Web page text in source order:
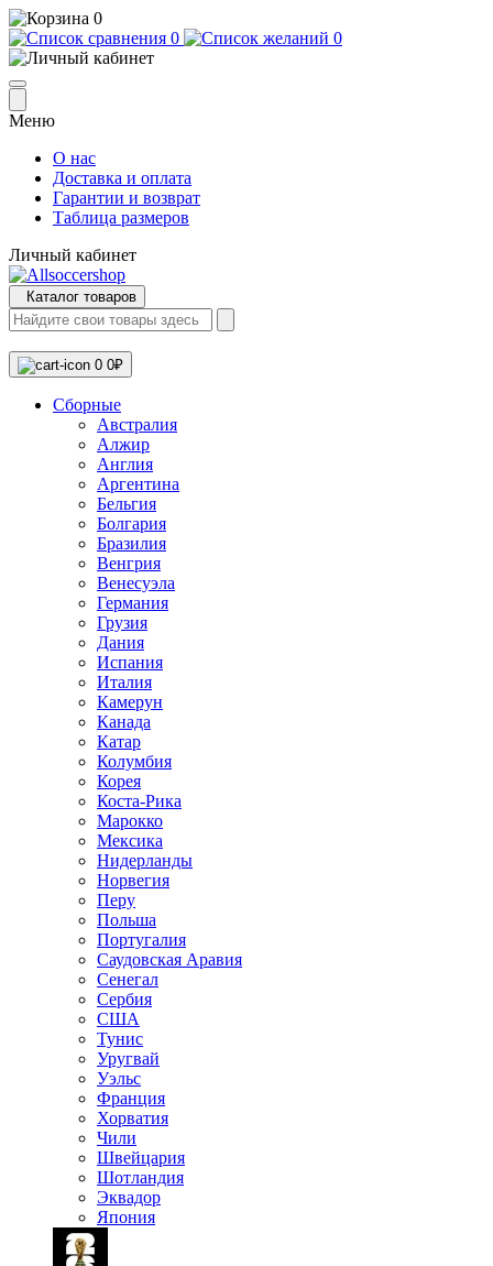
0
0
0
Меню
О нас
Доставка и оплата
Гарантии и возврат
Таблица размеров
Личный кабинет
Каталог товаров
0 0₽
Сборные
Австралия
Алжир
Англия
Аргентина
Бельгия
Болгария
Бразилия
Венгрия
Венесуэла
Германия
Грузия
Дания
Испания
Италия
Камерун
Канада
Катар
Колумбия
Корея
Коста-Рика
Марокко
Мексика
Нидерланды
Норвегия
Перу
Польша
Португалия
Саудовская Аравия
Сенегал
Сербия
США
Тунис
Уругвай
Уэльс
Франция
Хорватия
Чили
Швейцария
Шотландия
Эквадор
Япония